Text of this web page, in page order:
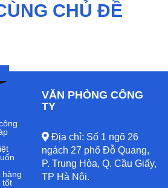
CHỦ ĐỀ
hàng
tốt
VĂN PHÒNG CÔNG
TY
Địa chỉ: Số 1 ngõ 26
ngách 27 phố Đỗ Quang,
P. Trung Hòa, Q. Cầu Giấy,
TP Hà Nội.